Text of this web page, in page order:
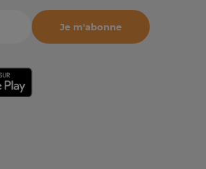
Je m'abonne